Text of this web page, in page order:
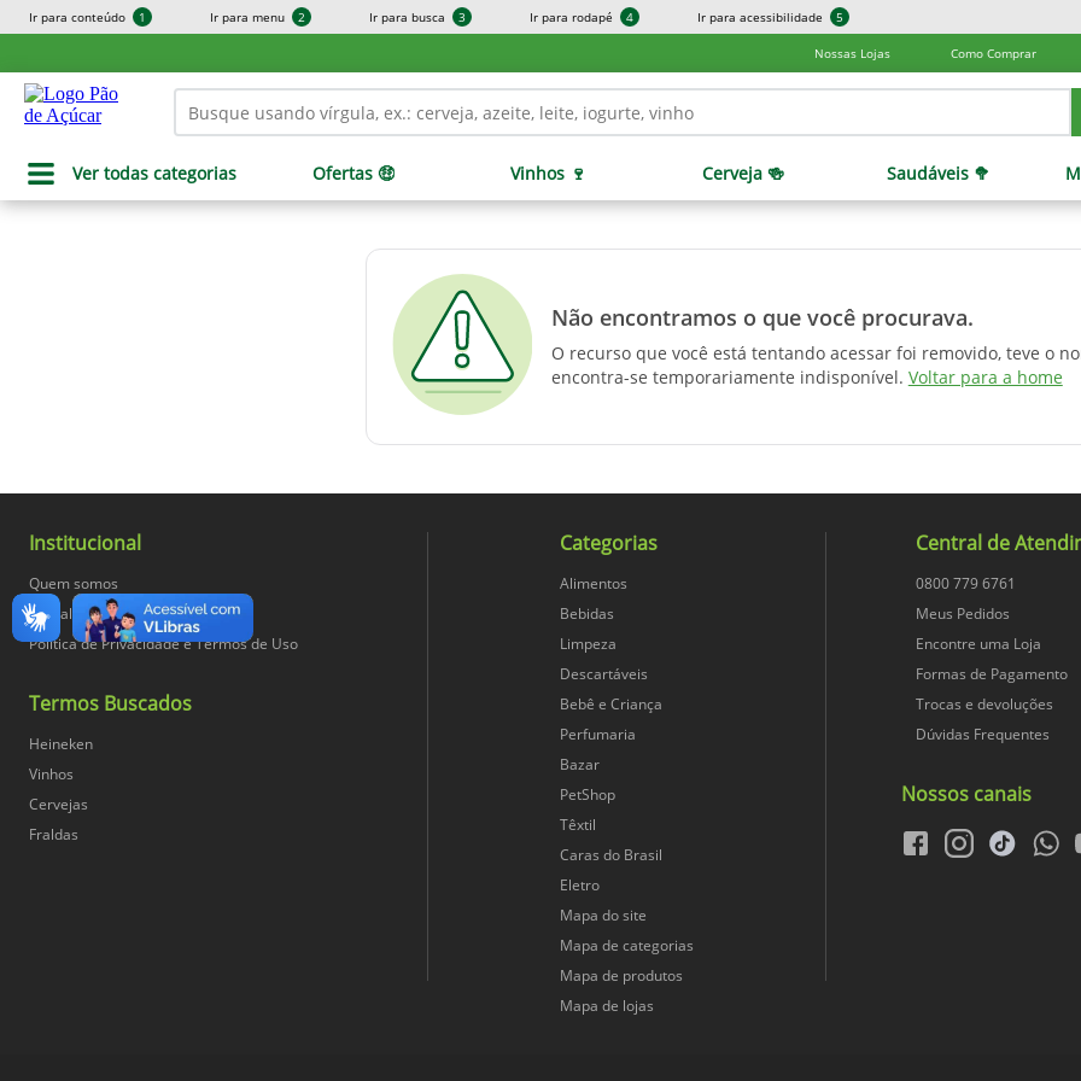
Ir para conteúdo 1 Ir para menu 2 Ir para busca 3 Ir para rodapé 4 Ir para acessibilidade 5
Nossas Lojas Como Comprar
Ver todas categorias Ofertas 🤑 Vinhos 🍷 Cerveja 🍻 Saudáveis 🥦
Não encontramos o que você procurava.
O recurso que você está tentando acessar foi removido, teve o
encontra-se temporariamente indisponível. Voltar para a home
Institucional
Quem somos
Trabalhe Conosco
Política de Privacidade e Termos de Uso
Termos Buscados
Heineken
Vinhos
Cervejas
Fraldas
Categorias
Alimentos
Bebidas
Limpeza
Descartáveis
Bebê e Criança
Perfumaria
Bazar
PetShop
Têxtil
Caras do Brasil
Eletro
Mapa do site
Mapa de categorias
Mapa de produtos
Mapa de lojas
Central de
0800 779 6761
Meus Pedidos
Encontre uma Loja
Formas de Pagamento
Trocas e devoluções
Dúvidas Frequentes
Nossos canais
facebookinstagram
tiktok